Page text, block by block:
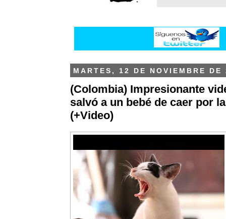
MARTES, 12 DE NOVIEMBRE DE
(Colombia) Impresionante
salvó a un bebé de caer por
(+Video)